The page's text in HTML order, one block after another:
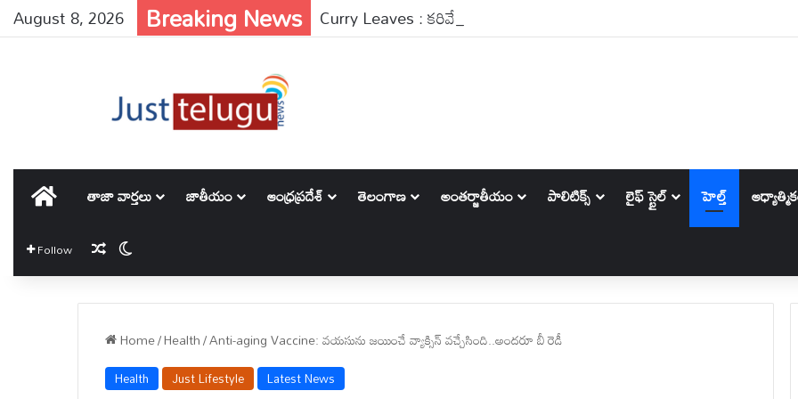
August 8, 2026 Breaking News
తాజా వార్తలు జాతీయం ఆంధ్రప్రదేశ్ తెలంగాణ అంతర్జాతీయం పాలిటిక్స్‌ లైఫ్ స్టైల్ హెల్త్
Follow Random Article
Home/Health/Anti-aging Vaccine: వయసును జయించే వ్యాక్సిన్ వచ్చేసింది..అందరూ బీ రెడీ
Health Just Lifestyle Latest News